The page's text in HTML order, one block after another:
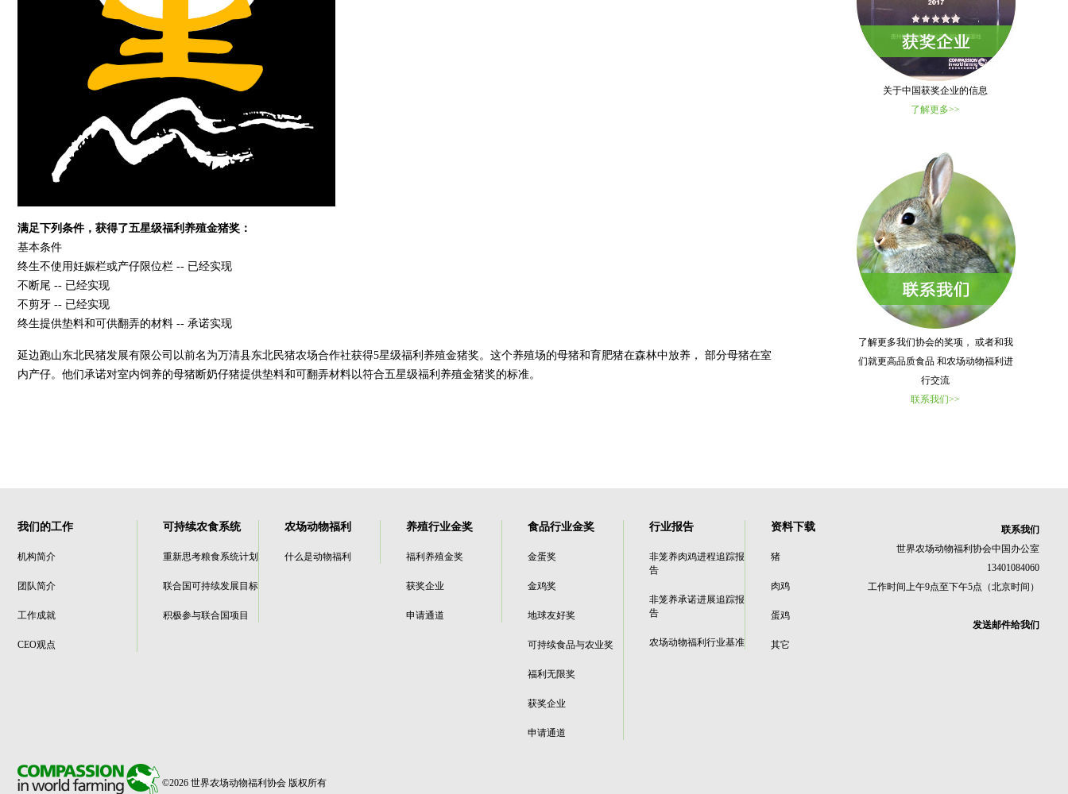
关于中国获奖企业的信息
了解更多>>
了解更多我们协会的奖项， 或者和我
们就更高品质食品 和农场动物福利进
行交流
联系我们>>
满足下列条件，获得了五星级福利养殖金猪奖：
基本条件
终生不使用妊娠栏或产仔限位栏 -- 已经实现
不断尾 -- 已经实现
不剪牙 -- 已经实现
终生提供垫料和可供翻弄的材料 -- 承诺实现
延边跑山东北民猪发展有限公司以前名为万清县东北民猪农场合作社获得5星级福利养殖金猪奖。这个养殖场的母猪和育肥猪在森林中放养， 部分母猪在室
内产仔。他们承诺对室内饲养的母猪断奶仔猪提供垫料和可翻弄材料以符合五星级福利养殖金猪奖的标准。
我们的工作
机构简介
团队简介
工作成就
CEO观点
可持续农食系统
重新思考粮食系统计划
联合国可持续发展目标
积极参与联合国项目
农场动物福利
什么是动物福利
养殖行业金奖
福利养殖金奖
获奖企业
申请通道
食品行业金奖
金蛋奖
金鸡奖
地球友好奖
可持续食品与农业奖
福利无限奖
获奖企业
申请通道
行业报告
非笼养肉鸡进程追踪报
告
非笼养承诺进展追踪报
告
农场动物福利行业基准
资料下载
猪
肉鸡
蛋鸡
其它
联系我们
世界农场动物福利协会中国办公室
13401084060
工作时间上午9点至下午5点（北京时间）
发送邮件给我们
©2026 世界农场动物福利协会 版权所有